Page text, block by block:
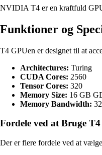
NVIDIA T4 er en kraftfuld
Funktioner og
T4 GPUen er designet til at
Architectures: Turing
CUDA Cores: 2560
Tensor Cores: 320
Memory Size: 16 GB
Memory Bandwidth:
Fordele ved at Bruge
Der er flere fordele ved at